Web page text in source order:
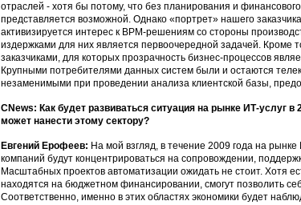
отраслей - хотя бы потому, что без планирования и
представляется возможной. Однако «портрет» нашего
активизируется интерес к BPM-решениям со стороны
издержками для них является первоочередной задачей. Кроме
заказчиками, для которых прозрачность бизнес-процессов
Крупными потребителями данных систем были и остаются
незаменимыми при проведении анализа клиентской базы,
CNews: Как будет развиваться ситуация на рынке ИТ-услуг
может нанести этому сектору?
Евгений Ерофеев: На мой взгляд, в течение 2009 года на
компаний будут концентрироваться на сопровождении,
Масштабных проектов автоматизации ожидать не стоит. Хотя
находятся на бюджетном финансировании, смогут позволить
Соответственно, именно в этих областях экономики будет